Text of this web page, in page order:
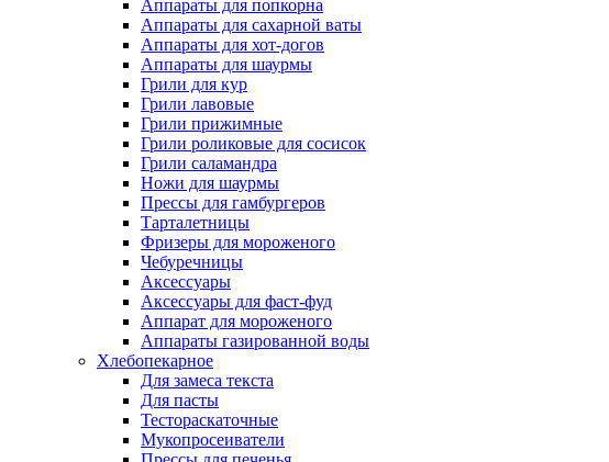
Аппараты для попкорна
Аппараты для сахарной ваты
Аппараты для хот-догов
Аппараты для шаурмы
Грили для кур
Грили лавовые
Грили прижимные
Грили роликовые для сосисок
Грили саламандра
Ножи для шаурмы
Прессы для гамбургеров
Тарталетницы
Фризеры для мороженого
Чебуречницы
Аксессуары
Аксессуары для фаст-фуд
Аппарат для мороженого
Аппараты газированной воды
Хлебопекарное
Для замеса текста
Для пасты
Тестораскаточные
Мукопросеиватели